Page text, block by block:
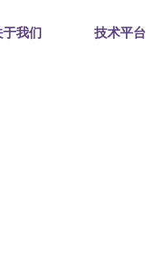
于我们 技术平台